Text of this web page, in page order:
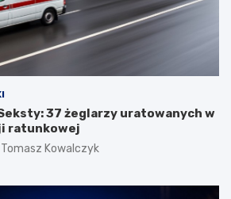
37 żeglarzy uratowanych w
ratunkowej
Tomasz Kowalczyk